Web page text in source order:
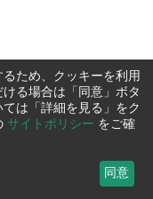
ため、クッキーを利用
る場合は「同意」ボタ
は「詳細を見る」をク
サイトポリシー をご確
同意